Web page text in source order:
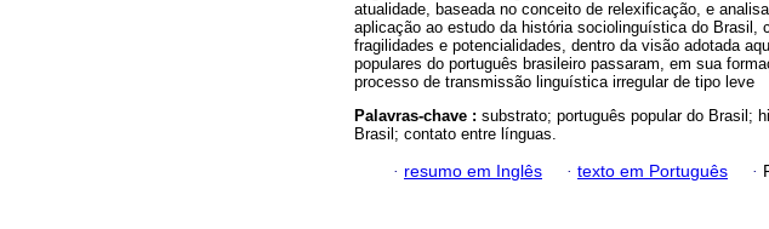
atualidade, baseada no conceito de relexificação, e
aplicação ao estudo da história sociolinguística do Brasil,
fragilidades e potencialidades, dentro da visão adotada
populares do português brasileiro passaram, em sua
processo de transmissão linguística irregular de tipo leve
Palavras-chave : substrato; português popular do Brasil;
Brasil; contato entre línguas.
· resumo em Inglês · texto em Português ·